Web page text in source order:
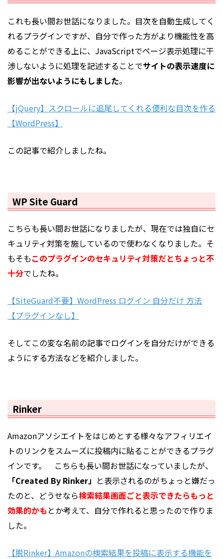
これも長い間お世話になりました。目次を自動生成してく
れるプラグインですが、自分で作った方がより機能性を高
めることができる上に、JavaScriptでページ表示処理に干
渉しないように処理を記述することでサイトの表示速度に
影響が出ないようにもしました。
【jQuery】スクロールに追尾してくれる便利な目次を作る
【WordPress】
この記事で紹介しましたね。
WP Site Guard
こちらも長い間お世話になりましたが、現在では独自にセ
キュリティ対策を施しているので使わなくなりました。そ
もそもこのプラグインのセキュリティ対策だとちょっと不
十分でしたね。
【SiteGuard不要】WordPress ログイン 自分だけ 方法
【プラグインなし】
そしてこの変な名前の記事でログインを自分だけができる
ようにする方法などを紹介しました。
Rinker
Amazonアソシエイトをはじめとする様々なアフィリエイ
トのリンクをスムーズに投稿内に貼ることができるプラグ
インです。 こちらも長い間お世話になっていましたが、
「Created By Rinker」 と表示されるのがちょっと嫌だっ
たのと、どうせなら検索結果画面ごと表示できたらもっと
効果的かもとか考えて、自分で作れると思ったので作りま
した。
【脱Rinker】Amazonの検索結果を投稿に表示する機能を